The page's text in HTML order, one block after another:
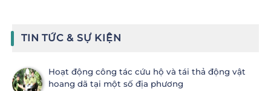
TIN TỨC & SỰ KIỆN
Hoạt động công tác cứu hộ và tái thả động vật
hoang dã tại một số địa phương